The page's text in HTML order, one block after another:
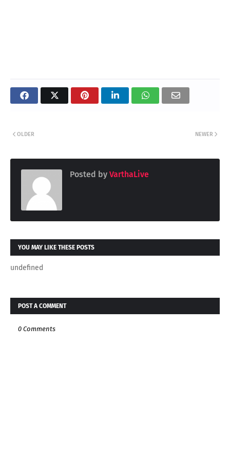
NEWER
OLDER
Posted by VarthaLive
YOU MAY LIKE THESE POSTS
undefined
POST A COMMENT
0 Comments